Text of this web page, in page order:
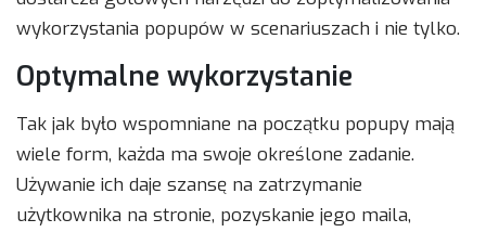
wykorzystania popupów w scenariuszach i nie tylko.
Optymalne wykorzystanie
Tak jak było wspomniane na początku popupy mają
wiele form, każda ma swoje określone zadanie.
Używanie ich daje szansę na zatrzymanie
użytkownika na stronie, pozyskanie jego maila,